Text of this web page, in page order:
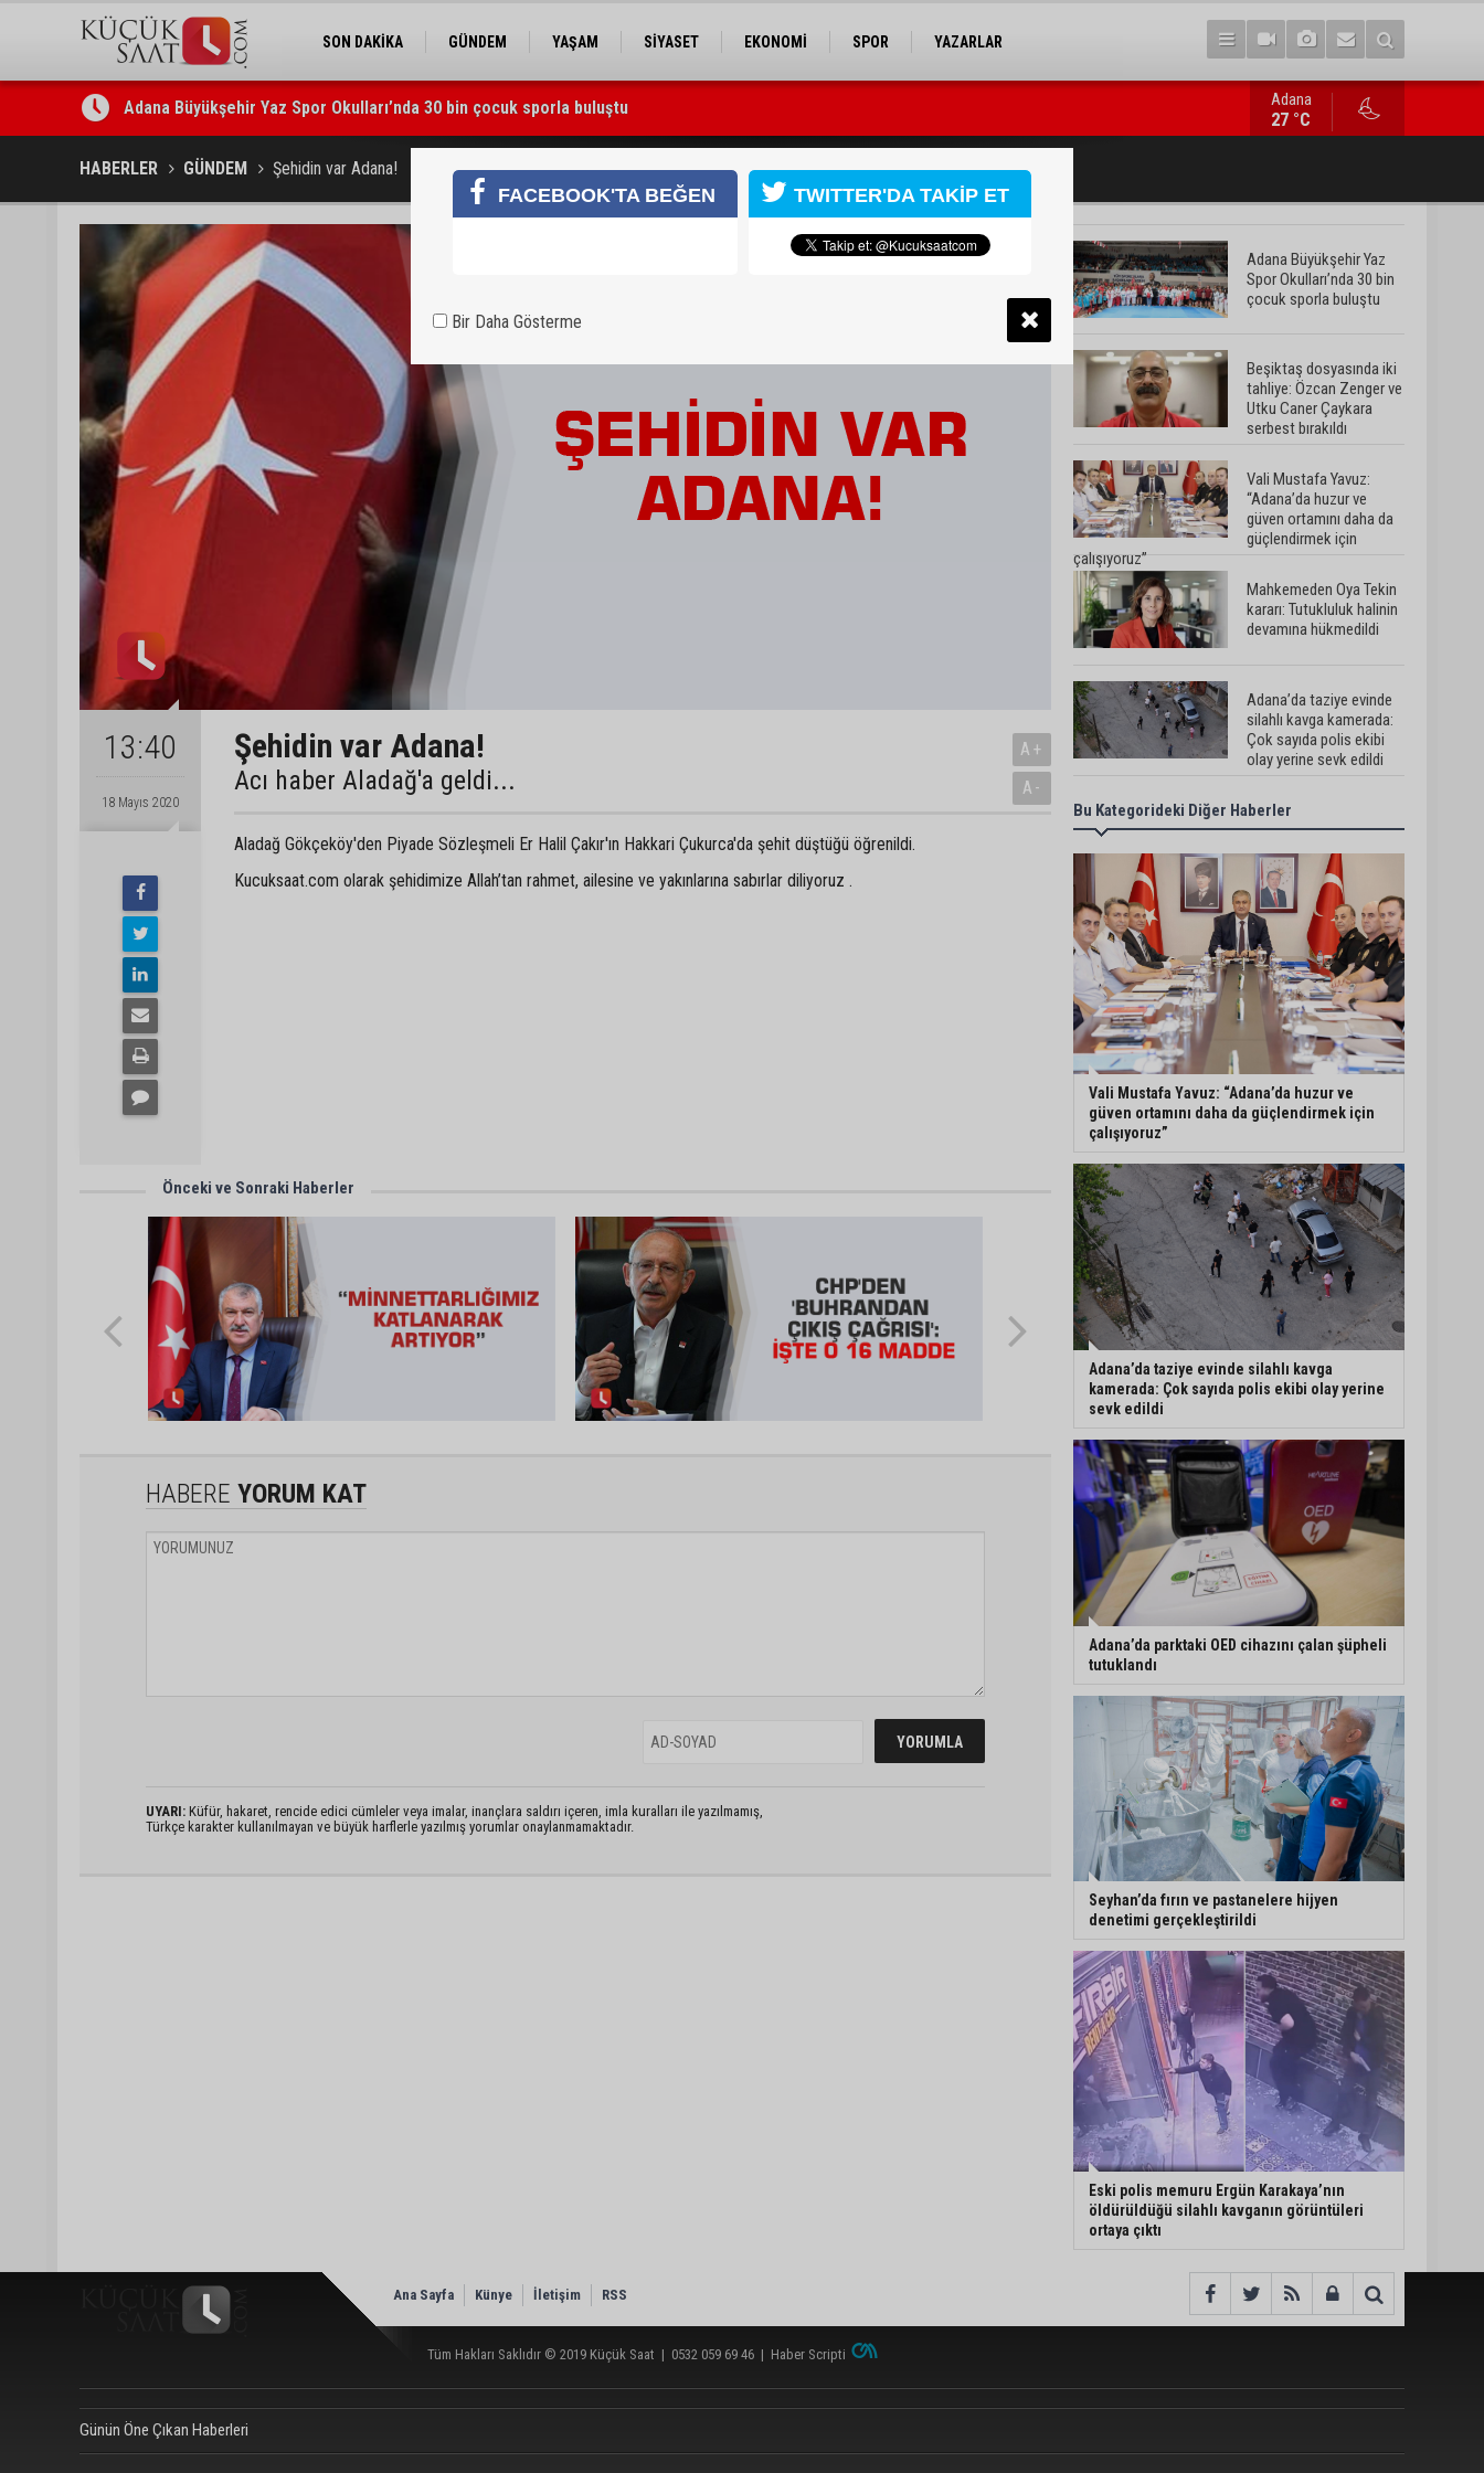
SON DAKİKA GÜNDEM YAŞAM SİYASET EKONOMİ SPOR YAZARLAR
Adana Büyükşehir Yaz Spor Okulları’nda 30 bin çocuk sporla buluştu
Beşiktaş dosyasında iki tahliye: Özcan Zenger ve Utku Caner Çaykara serbest bırakıldı
Vali Mustafa Yavuz: “Adana’da huzur ve güven ortamını daha
Adana
27 °C
HABERLER GÜNDEM Şehidin var Adana!
13:40
18 Mayıs 2020
Şehidin var Adana!
Acı haber Aladağ'a geldi...
A+
A-
Aladağ Gökçeköy'den Piyade Sözleşmeli Er Halil Çakır'ın Hakkari Çukurca'da şehit düştüğü öğrenildi.
Kucuksaat.com olarak şehidimize Allah’tan rahmet, ailesine ve yakınlarına sabırlar diliyoruz .
Önceki ve Sonraki Haberler
HABERE YORUM KAT
UYARI: Küfür, hakaret, rencide edici cümleler veya imalar, inançlara saldırı içeren, imla kuralları ile yazılmamış,
Türkçe karakter kullanılmayan ve büyük harflerle yazılmış yorumlar onaylanmamaktadır.
Adana Büyükşehir Yaz
Spor Okulları’nda 30 bin
çocuk sporla buluştu
Beşiktaş dosyasında iki
tahliye: Özcan Zenger ve
Utku Caner Çaykara
serbest bırakıldı
Vali Mustafa Yavuz:
“Adana’da huzur ve
güven ortamını daha da
güçlendirmek için
çalışıyoruz”
Mahkemeden Oya Tekin
kararı: Tutukluluk halinin
devamına hükmedildi
Adana’da taziye evinde
silahlı kavga kamerada:
Çok sayıda polis ekibi
olay yerine sevk edildi
Adana’da parktaki OED
cihazını çalan şüpheli
tutuklandı
Seyhan’da fırın ve
pastanelere hijyen
denetimi gerçekleştirildi
Eski polis memuru Ergün
Karakaya’nın öldürüldüğü
silahlı kavganın
görüntüleri ortaya çıktı
etiket kontrolü
Mustafa Özkan: "Yüreğir
Belediye Başkan Vekilliği
seçimine ilişkin hukuki
süreç başlatıldı"
Bu Kategorideki Diğer Haberler
Vali Mustafa Yavuz: “Adana’da huzur ve
güven ortamını daha da güçlendirmek için
çalışıyoruz”
Adana’da taziye evinde silahlı kavga
kamerada: Çok sayıda polis ekibi olay yerine
sevk edildi
Adana’da parktaki OED cihazını çalan şüpheli
tutuklandı
Seyhan’da fırın ve pastanelere hijyen
denetimi gerçekleştirildi
Eski polis memuru Ergün Karakaya’nın
öldürüldüğü silahlı kavganın görüntüleri
ortaya çıktı
Ana Sayfa Künye İletişim RSS
Tüm Hakları Saklıdır © 2019 Küçük Saat | 0532 059 69 46 | Haber Scripti
Günün Öne Çıkan Haberleri
FACEBOOK'TA BEĞEN TWITTER'DA TAKİP ET
Bir Daha Gösterme